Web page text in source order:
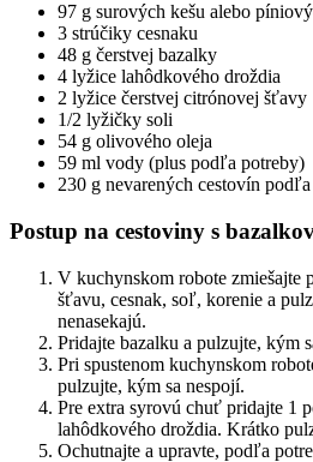
97 g surových kešu alebo
3 strúčiky cesnaku
48 g čerstvej bazalky
4 lyžice lahôdkového droždia
2 lyžice čerstvej citrónovej šťavy
1/2 lyžičky soli
54 g olivového oleja
59 ml vody (plus podľa potreby)
230 g nevarených cestovín
Postup na cestoviny s
V kuchynskom robote zmiešajte
šťavu, cesnak, soľ, korenie a
nenasekajú.
Pridajte bazalku a pulzujte, kým
Pri spustenom kuchynskom
pulzujte, kým sa nespojí.
Pre extra syrovú chuť pridajte 1
lahôdkového droždia. Krátko
Ochutnajte a upravte, podľa